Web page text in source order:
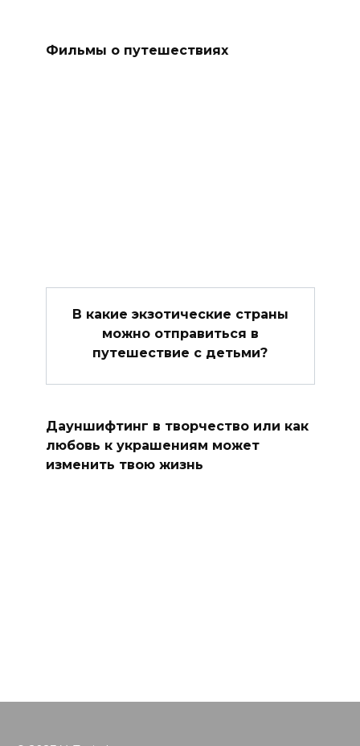
Фильмы о путешествиях
В какие экзотические страны
можно отправиться в
путешествие с детьми?
Дауншифтинг в творчество или как
любовь к украшениям может
изменить твою жизнь